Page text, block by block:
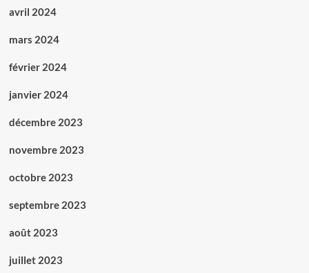
avril 2024
mars 2024
février 2024
janvier 2024
décembre 2023
novembre 2023
octobre 2023
septembre 2023
août 2023
juillet 2023